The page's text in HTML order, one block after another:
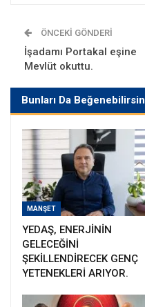
ÖNCEKI GÖNDERI
İşadamı Portakal eşine
Mevlüt okuttu.
Bunları Da Beğenebilirsin
MANŞET
YEDAŞ, ENERJİNİN
GELECEĞİNİ
ŞEKİLLENDİRECEK GENÇ
YETENEKLERİ ARIYOR.